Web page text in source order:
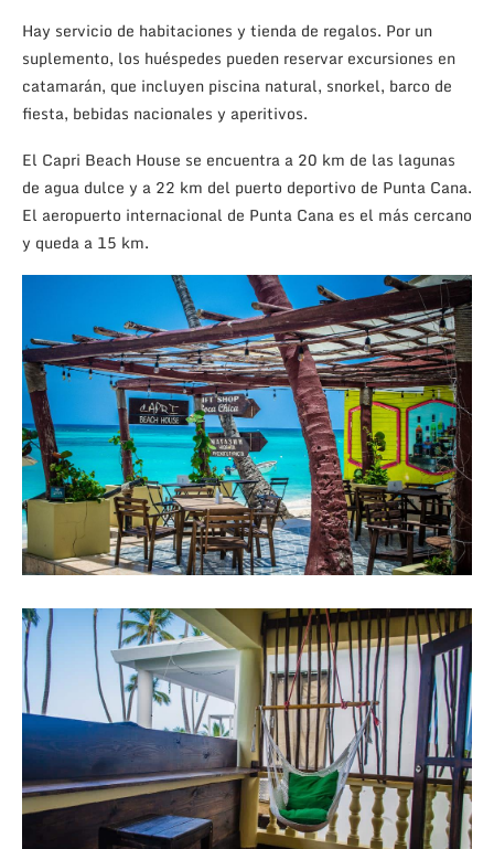
Hay servicio de habitaciones y tienda de regalos. Por un
suplemento, los huéspedes pueden reservar excursiones en
catamarán, que incluyen piscina natural, snorkel, barco de
fiesta, bebidas nacionales y aperitivos.
El Capri Beach House se encuentra a 20 km de las lagunas
de agua dulce y a 22 km del puerto deportivo de Punta Cana.
El aeropuerto internacional de Punta Cana es el más cercano
y queda a 15 km.